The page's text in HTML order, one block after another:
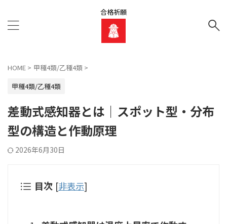
合格祈願
HOME > 甲種4類/乙種4類 >
甲種4類/乙種4類
差動式感知器とは｜スポット型・分布
型の構造と作動原理
2026年6月30日
目次 [非表示]